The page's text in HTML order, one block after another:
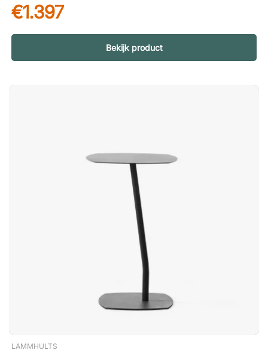
moderne en verfijnde uitstraling. Het resultaat is een tafel die
ondanks zijn royale formaat licht en elegant aanvoelt. Stabiele
constructie van massief hout Het onderstel is vervaardigd uit
zorgvuldig geselecteerd hout – es, eiken of berken –
materialen die bekendstaan om hun sterkte, duurzaamheid en
productie en met lage hoeveelheden restmateriaal. Dit maakt
de tafel tot een bewuste keuze voor wie waarde hecht aan
duurzaam design en een grondstofefficiënte productie.
Erkend door de designwereld In 2009 werd Newton bekroond
met de Nordic Design Award – een bevestiging van het
innovatieve ontwerp en de hoge kwaliteit. Een salontafel die
niet alleen de ruimte aanvult, maar ook een sterke
designidentiteit draagt. Newton heeft een bekroond design
met slank houten onderstel en drie-ellipsvormig glazen blad.
Een ruime salontafel die luchtig oogt en perfect in de lounge
essen, eiken of berken. Laag restmateriaalgehalte tijdens
productie. Geheel gemonteerd geleverd. Winnaar van de
€1.397
Bekijk product
LAMMHULTS